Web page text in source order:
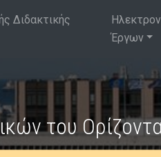
Διδακτικής
Έργων
του